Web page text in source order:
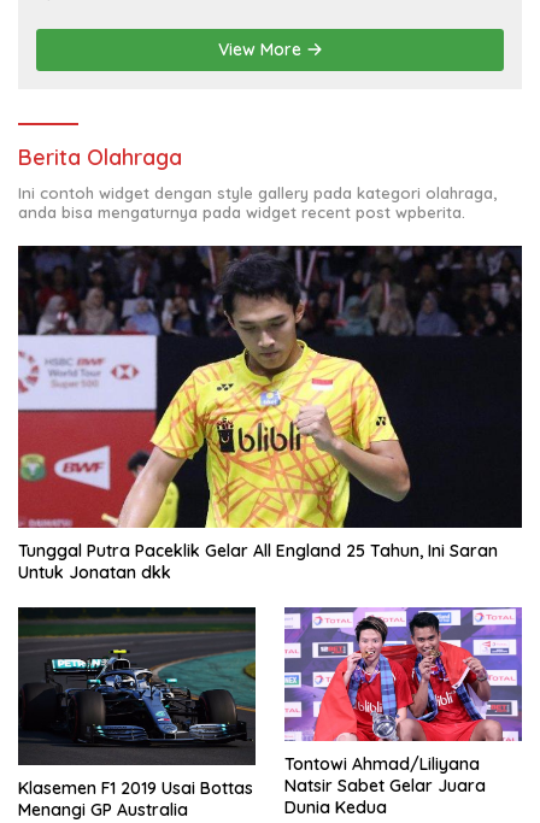
View More
Berita Olahraga
Ini contoh widget dengan style gallery pada kategori olahraga,
anda bisa mengaturnya pada widget recent post wpberita.
Tunggal Putra Paceklik Gelar All England 25 Tahun, Ini Saran
Untuk Jonatan dkk
Klasemen F1 2019 Usai Bottas
Menangi GP Australia
Tontowi Ahmad/Liliyana
Natsir Sabet Gelar Juara
Dunia Kedua